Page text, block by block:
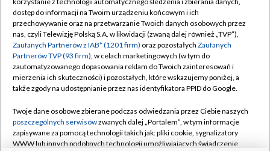
TVP
Abonament TVP
Emisja w TVP
Centrum informacji TVP
Naziemna Telewizja Cyfrowa
Rada Programowa
System NOS
Regulamin TVP
Polityka prywatności
Moje zgody
Pomoc
Kontakt
dostęp do informacji na Twoim urządzeniu końcowym i ich
przechowywanie oraz na przetwarzanie Twoich danych osobowych przez
nas, czyli Telewizję Polską S.A. w likwidacji (zwaną dalej również „TVP”),
Zaufanych Partnerów z IAB* (1201 firm) oraz pozostałych Zaufanych
Partnerów TVP (93 firm), w celach marketingowych (w tym do
zautomatyzowanego dopasowania reklam do Twoich zainteresowań i
mierzenia ich skuteczności) i pozostałych, które wskazujemy poniżej, a
także zgody na udostępnianie przez nas identyfikatora PPID do Google.
Twoje dane osobowe zbierane podczas odwiedzania przez Ciebie naszych
poszczególnych serwisówzwanych dalej „Portalem”, w tym informacje
zapisywane za pomocą technologii takich jak: pliki cookie, sygnalizatory
WWW lub innych podobnych technologii umożliwiających świadczenie